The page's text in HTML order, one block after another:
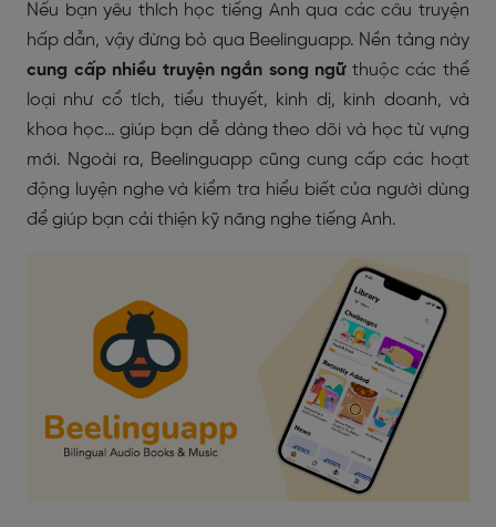
Nếu bạn yêu thích học tiếng Anh qua các câu truyện
hấp dẫn, vậy đừng bỏ qua Beelinguapp. Nền tảng này
cung cấp nhiều truyện ngắn song ngữthuộc các thể
loại như cổ tích, tiểu thuyết, kinh dị, kinh doanh, và
khoa học… giúp bạn dễ dàng theo dõi và học từ vựng
mới. Ngoài ra, Beelinguapp cũng cung cấp các hoạt
động luyện nghe và kiểm tra hiểu biết của người dùng
để giúp bạn cải thiện kỹ năng nghe tiếng Anh.